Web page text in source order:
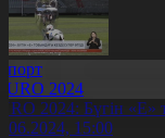
2024
2024: Бүгін «Е»
15:00